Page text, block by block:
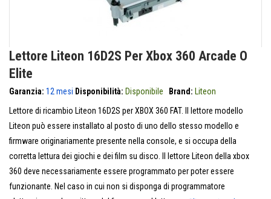
Lettore Liteon 16D2S Per Xbox 360 Arcade O
Elite
Garanzia: 12 mesi Disponibilità: Disponibile Brand: Liteon
Lettore di ricambio Liteon 16D2S per XBOX 360 FAT. Il lettore modello
Liteon può essere installato al posto di uno dello stesso modello e
firmware originariamente presente nella console, e si occupa della
corretta lettura dei giochi e dei film su disco. Il lettore Liteon della xbox
360 deve necessariamente essere programmato per poter essere
funzionante. Nel caso in cui non si disponga di programmatore